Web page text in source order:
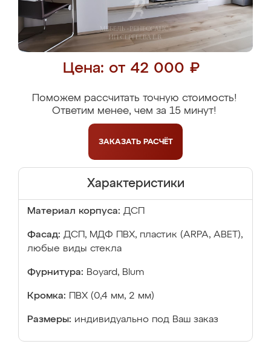
Цена: от 42 000 ₽
Поможем рассчитать точную стоимость!
Ответим менее, чем за 15 минут!
ЗАКАЗАТЬ РАСЧЁТ
Характеристики
Материал корпуса: ДСП
Фасад: ДСП, МДФ ПВХ, пластик (ARPA, ABET),
любые виды стекла
Фурнитура: Boyard, Blum
Кромка: ПВХ (0,4 мм, 2 мм)
Размеры: индивидуально под Ваш заказ